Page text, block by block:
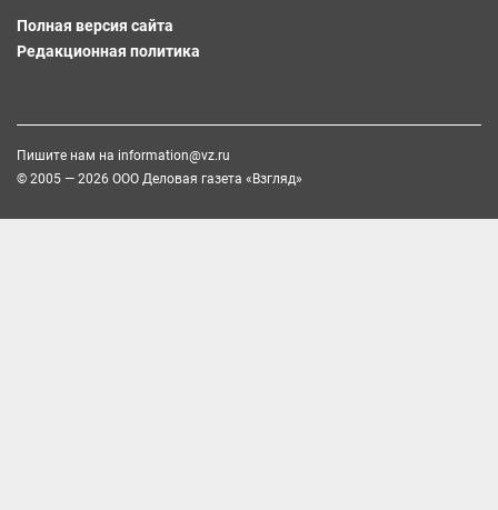
Полная версия сайта
Редакционная политика
Пишите нам на information@vz.ru
© 2005 — 2026 ООО Деловая газета «Взгляд»